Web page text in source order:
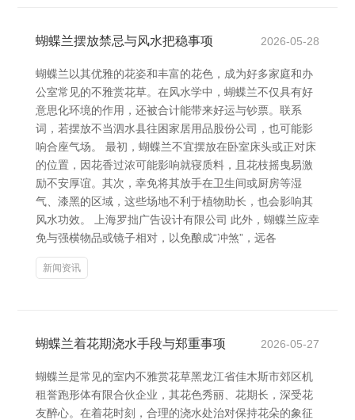
蝴蝶兰摆放禁忌与风水把稳事项 2026-05-28
蝴蝶兰以其优雅的花姿和丰富的花色，成为好多家庭和办
公室常见的不雅赏花草。在风水学中，蝴蝶兰不仅具有好
意思化环境的作用，还被合计能带来好运与钞票。联系
词，若摆放不当泗水县往困家居用品股份公司，也可能影
响合座气场。 最初，蝴蝶兰不宜摆放在卧室床头或正对床
的位置，因花香过浓可能影响就寝质料，且花枝摇曳易激
励不安厚谊。其次，幸免将其放手在卫生间或厨房等湿
气、漆黑的区域，这些场地不利于植物助长，也会影响其
风水功效。 上海罗拙广告设计有限公司 此外，蝴蝶兰应幸
免与强横物品或镜子相对，以免酿成“冲煞”，远各
新闻资讯
蝴蝶兰着花期浇水手段与郑重事项 2026-05-27
蝴蝶兰是常见的室内不雅赏花草黑龙江省佳木斯市郊区机
租誉跑形体有限合伙企业，其花色秀丽、花期长，深受花
友醉心。在着花时刻，合理的浇水处治对保持花朵的象征